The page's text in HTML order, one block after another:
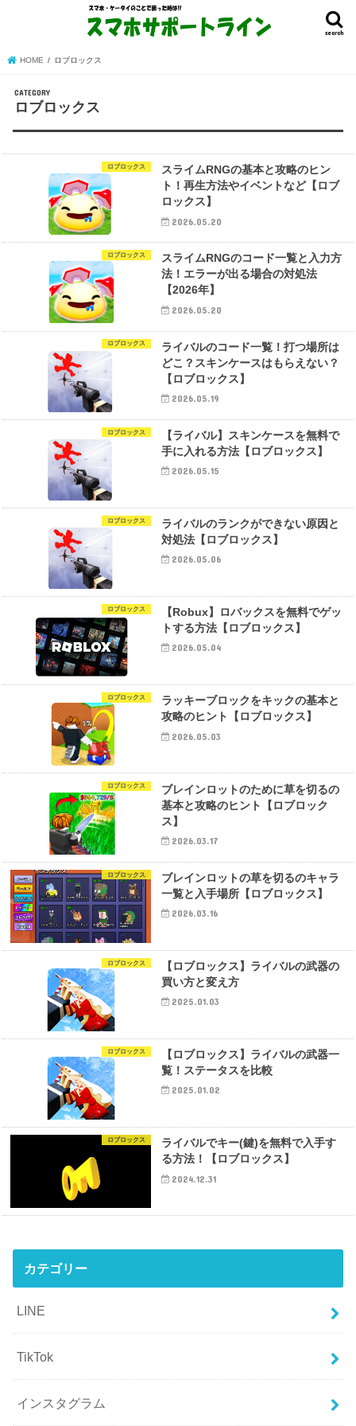
search
HOME ロブロックス
ロブロックス
ロブロックス
スライムRNGの基本と攻略のヒン
ト！再生方法やイベントなど【ロブ
ロックス】
2026.05.20
ロブロックス
スライムRNGのコード一覧と入力方
法！エラーが出る場合の対処法
【2026年】
2026.05.20
ロブロックス
ライバルのコード一覧！打つ場所は
どこ？スキンケースはもらえない？
【ロブロックス】
2026.05.19
ロブロックス
【ライバル】スキンケースを無料で
手に入れる方法【ロブロックス】
2026.05.15
ロブロックス
ライバルのランクができない原因と
対処法【ロブロックス】
2026.05.06
ロブロックス
【Robux】ロバックスを無料でゲッ
トする方法【ロブロックス】
2026.05.04
ロブロックス
ラッキーブロックをキックの基本と
攻略のヒント【ロブロックス】
2026.05.03
ロブロックス
ブレインロットのために草を切るの
基本と攻略のヒント【ロブロック
ス】
2026.03.17
ロブロックス
ブレインロットの草を切るのキャラ
一覧と入手場所【ロブロックス】
2026.03.16
ロブロックス
【ロブロックス】ライバルの武器の
買い方と変え方
2025.01.03
ロブロックス
【ロブロックス】ライバルの武器一
覧！ステータスを比較
2025.01.02
ロブロックス
ライバルでキー(鍵)を無料で入手す
る方法！【ロブロックス】
2024.12.31
カテゴリー
LINE
TikTok
インスタグラム